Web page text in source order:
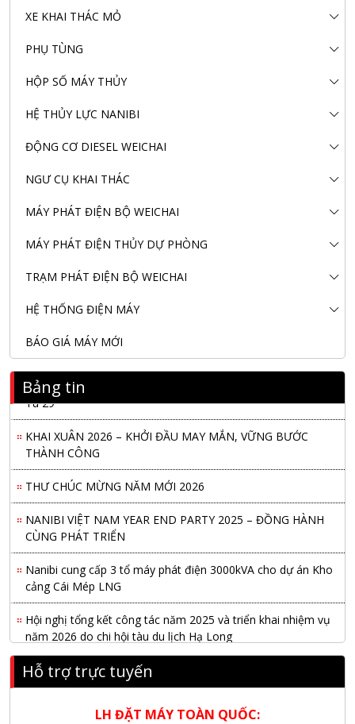
XE KHAI THÁC MỎ
PHỤ TÙNG
HỘP SỐ MÁY THỦY
HỆ THỦY LỰC NANIBI
ĐỘNG CƠ DIESEL WEICHAI
NGƯ CỤ KHAI THÁC
MÁY PHÁT ĐIỆN BỘ WEICHAI
MÁY PHÁT ĐIỆN THỦY DỰ PHÒNG
TRẠM PHÁT ĐIỆN BỘ WEICHAI
HỆ THỐNG ĐIỆN MÁY
BÁO GIÁ MÁY MỚI
Bảng tin
Nanibi Cung Cấp Động Cơ Weichai Cho Tàu Vận Tải Minh
Tú 29
KHAI XUÂN 2026 – KHỞI ĐẦU MAY MẮN, VỮNG BƯỚC
THÀNH CÔNG
THƯ CHÚC MỪNG NĂM MỚI 2026
NANIBI VIỆT NAM YEAR END PARTY 2025 – ĐỒNG HÀNH
CÙNG PHÁT TRIỂN
Nanibi cung cấp 3 tổ máy phát điện 3000kVA cho dự án Kho
cảng Cái Mép LNG
Hội nghị tổng kết công tác năm 2025 và triển khai nhiệm vụ
năm 2026 do chi hội tàu du lịch Hạ Long
NANIBI khai trương văn phòng Ninh Bình & kỷ niệm 15 năm
phát triển bền vững
Tập đoàn Công nghiệp nặng Sơn Đông tổ chức Hội nghị đối
Hỗ trợ trực tuyến
LH ĐẶT MÁY TOÀN QUỐC: